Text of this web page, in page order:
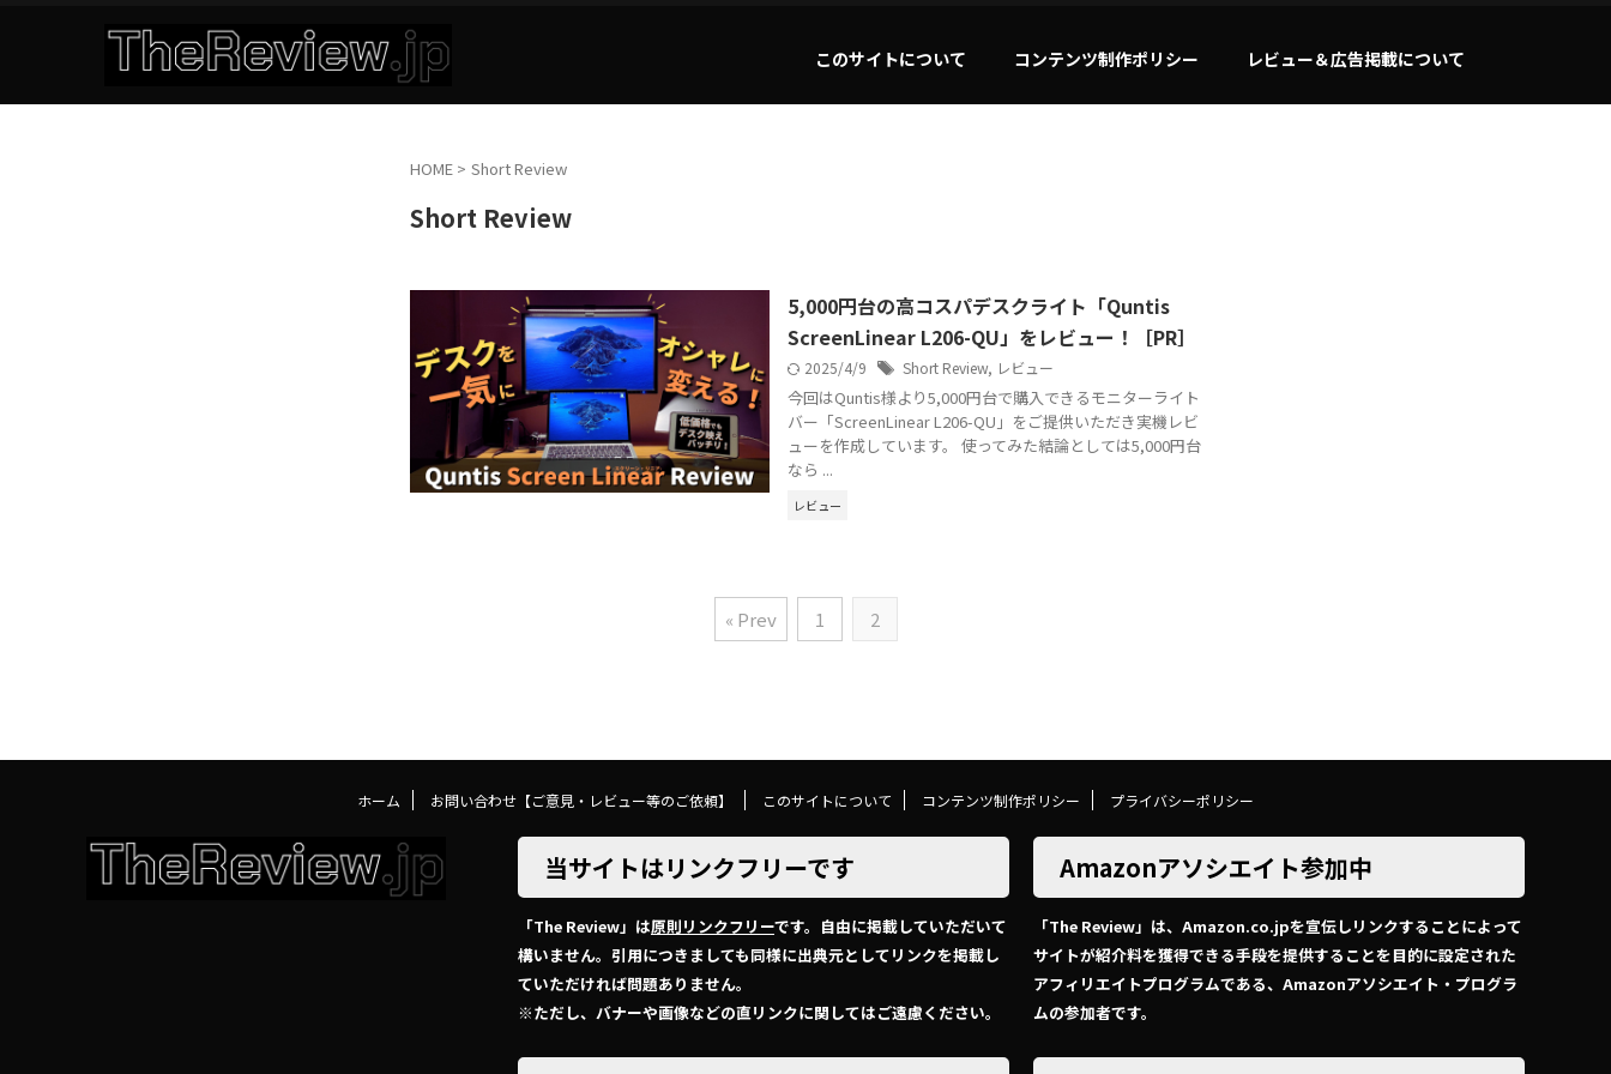
このサイトについて コンテンツ制作ポリシー レビュー＆広告掲載について
HOME > Short Review
Short Review
5,000円台の高コスパデスクライト「Quntis
ScreenLinear L206-QU」をレビュー！［PR］
2025/4/9 Short Review, レビュー
今回はQuntis様より5,000円台で購入できるモニターライト
バー「ScreenLinear L206-QU」をご提供いただき実機レビ
ューを作成しています。 使ってみた結論としては5,000円台
なら ...
レビュー
« Prev 1 2
ホーム お問い合わせ【ご意見・レビュー等のご依頼】 このサイトについて コンテンツ制作ポリシー プライバシーポリシー
当サイトはリンクフリーです
「The Review」は原則リンクフリーです。自由に掲載していただいて
構いません。引用につきましても同様に出典元としてリンクを掲載し
ていただければ問題ありません。
※ただし、バナーや画像などの直リンクに関してはご遠慮ください。
Amazonアソシエイト参加中
「The Review」は、Amazon.co.jpを宣伝しリンクすることによって
サイトが紹介料を獲得できる手段を提供することを目的に設定された
アフィリエイトプログラムである、Amazonアソシエイト・プログラ
ムの参加者です。